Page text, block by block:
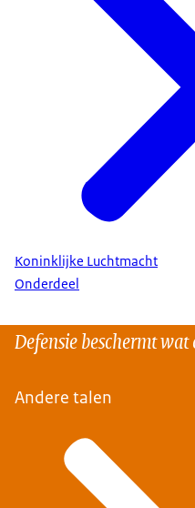
Koninklijke Luchtmacht
Onderdeel
Defensie beschermt
Andere talen